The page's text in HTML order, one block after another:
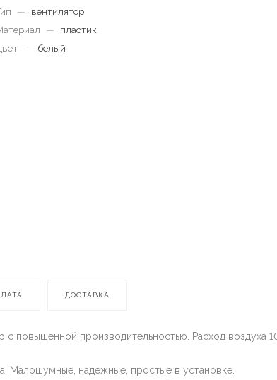
—
вентилятор
—
пластик
— белый
ДОСТАВКА
повышенной производительностью. Расход воздуха
Малошумные, надежные, простые в установке.